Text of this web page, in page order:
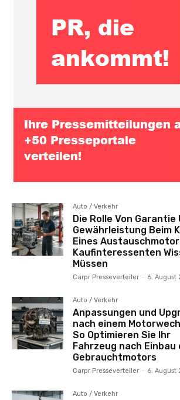
Auto / Verkehr
Die Rolle Von Garantie
Gewährleistung Beim
Eines
Kaufinteressenten
Müssen
Carpr Presseverteiler - 6. August
Auto / Verkehr
Anpassungen und
nach einem
So Optimieren Sie Ihr
Fahrzeug nach Einbau
Gebrauchtmotors
Carpr Presseverteiler - 6. August
Auto / Verkehr